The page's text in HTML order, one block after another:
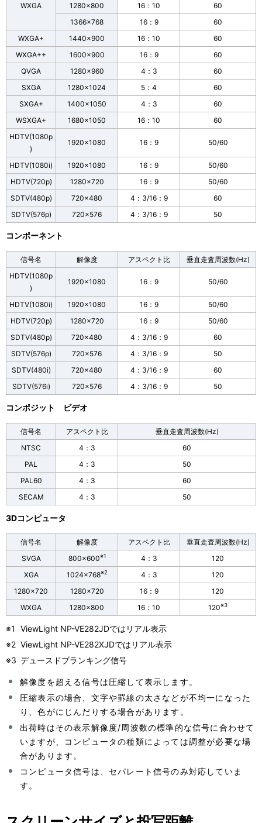
WXGA
1280×800
16：10
60
1366×768
16：9
60
WXGA+
1440×900 16：10
60
WXGA++
1600×900 16：9
60
QVGA
1280×960 4：3
60
SXGA
1280×1024 5：4
60
SXGA+
1400×1050 4：3
60
WSXGA+
1680×1050 16：10
60
HDTV(1080p
)
1920×1080 16：9 50/60
HDTV(1080i) 1920×1080 16：9
50/60
HDTV(720p)
1280×720 16：9
50/60
SDTV(480p)
720×480 4：3/16：9
60
SDTV(576p)
720×576 4：3/16：9 50
コンポーネント
信号名 解像度 アスペクト比
垂直走査周波数(Hz)
HDTV(1080p
)
1920×1080 16：9 50/60
HDTV(1080i) 1920×1080 16：9
50/60
HDTV(720p)
1280×720 16：9
50/60
SDTV(480p)
720×480 4：3/16：9
60
SDTV(576p)
720×576 4：3/16：9
50
SDTV(480i)
720×480 4：3/16：9
60
SDTV(576i)
720×576 4：3/16：9 50
コンポジット ビデオ
信号名 アスペクト比
垂直走査周波数(Hz)
NTSC
4：3
60
PAL
4：3
50
PAL60
4：3
60
SECAM
4：3 50
3Dコンピュータ
信号名 解像度 アスペクト比
垂直走査周波数(Hz)
SVGA
800×600※1 4：3
120
XGA
1024×768※2 4：3
120
1280×720
1280×720 16：9
120
WXGA
1280×800 16：10 120※3
※1
ViewLight NP-VE282JDではリアル表示
※2 ViewLight NP-VE282XJDではリアル表示
※3 デュースドブランキング信号
解像度を超える信号は圧縮して表示します。
圧縮表示の場合、文字や罫線の太さなどが不均一になった
り、色がにじんだりする場合があります。
出荷時はその表示解像度/周波数の標準的な信号に合わせて
いますが、コンピュータの種類によっては調整が必要な場
合があります。
コンピュータ信号は、セパレート信号のみ対応していま
す。